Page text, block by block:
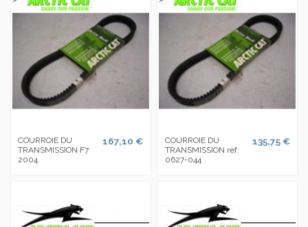
COURROIE DU
TRANSMISSION F7
2004
167,10 €
COURROIE DU
TRANSMISSION ref.
0627-044
135,75 €